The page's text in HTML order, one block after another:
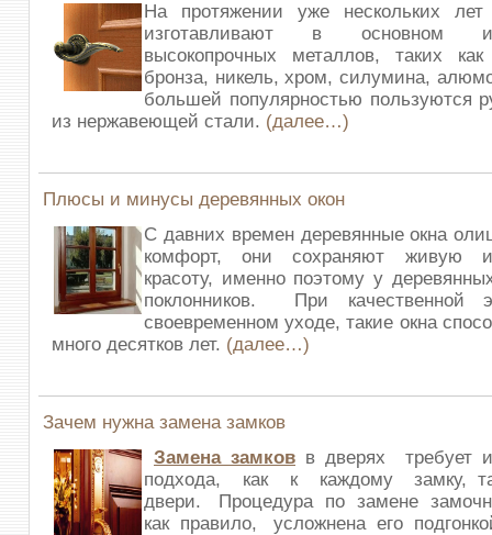
На протяжении уже нескольких
изготавливают в основном
высокопрочных металлов, таких
бронза, никель, хром, силумина,
большей популярностью пользуются
из нержавеющей стали. (далее…)
Плюсы и минусы деревянных окон
С давних времен деревянные окна
комфорт, они сохраняют живую и
красоту, именно поэтому у
поклонников. При качественной
своевременном уходе, такие окна
много десятков лет. (далее…)
Зачем нужна замена замков
Замена замков в дверях требует
подхода, как к каждому замку,
двери. Процедура по замене
как правило, усложнена его